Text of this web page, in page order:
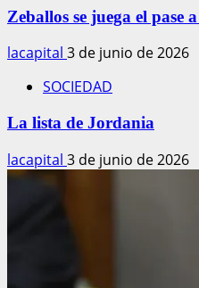
Zeballos se juega el pase
lacapital 3 de junio de 2026
SOCIEDAD
La lista de Jordania
lacapital 3 de junio de 2026